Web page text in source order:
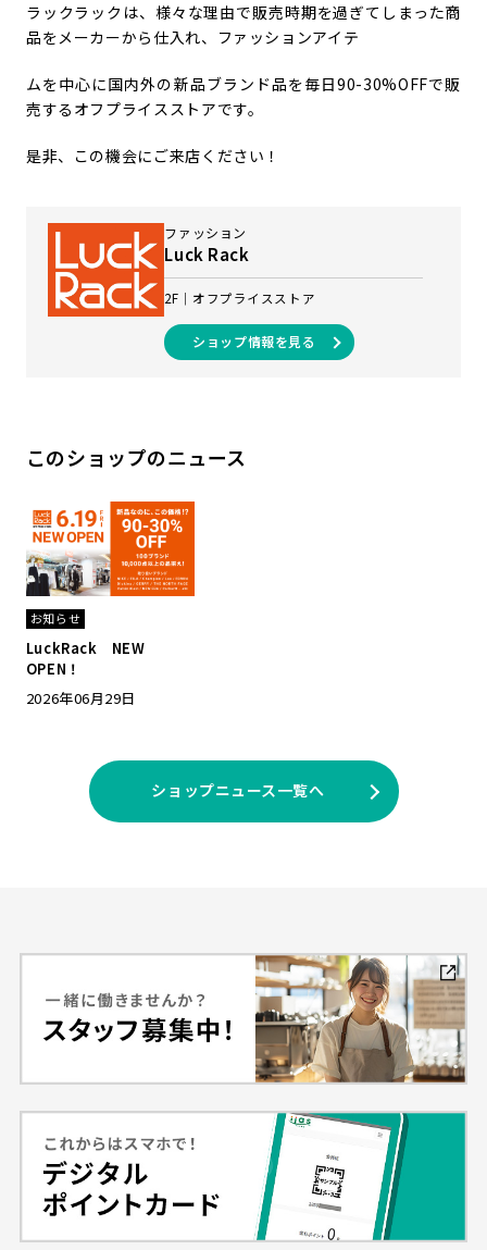
ラックラックは、様々な理由で販売時期を過ぎてしまった商
品をメーカーから仕入れ、ファッションアイテ
ムを中心に国内外の新品ブランド品を毎日90-30%OFFで販
売するオフプライスストアです。
是非、この機会にご来店ください！
ファッション
Luck Rack
2F オフプライスストア
ショップ情報を見る
このショップのニュース
お知らせ
LuckRack NEW
OPEN！
2026年06月29日
ショップニュース一覧へ